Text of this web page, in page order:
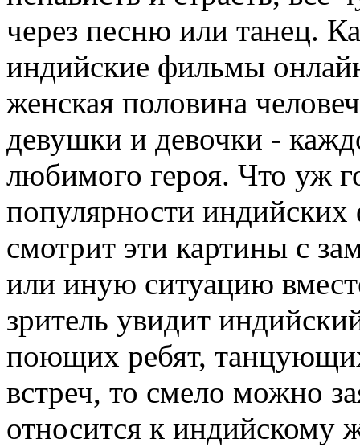
через песню или танец.
индийские фильмы
женская половина
девушки и девочки -
любимого героя. Что уж
популярности
смотрит эти картины с
или иную ситуацию
зритель увидит
поющих ребят,
встреч, то смело можно
относится к индийскому